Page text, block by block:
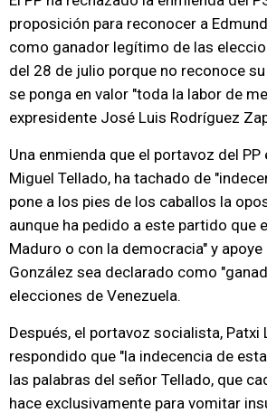
proposición para reconocer a
como ganador legítimo de las
del 28 de julio porque no reconoce
se ponga en valor "toda la labor de
expresidente José Luis Rodríguez
Una enmienda que el portavoz del PP
Miguel Tellado, ha tachado de
pone a los pies de los caballos la
aunque ha pedido a este partido que
Maduro o con la democracia" y apoye
González sea declarado como
elecciones de Venezuela.
Después, el portavoz socialista, Patxi
respondido que "la indecencia de
las palabras del señor Tellado, que
hace exclusivamente para vomitar